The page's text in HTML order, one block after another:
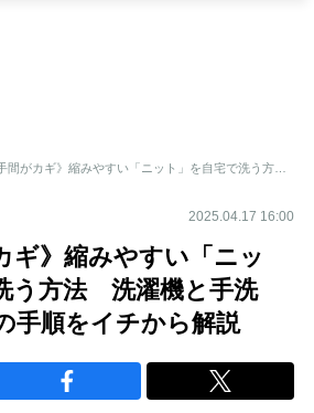
《ひと手間がカギ》縮みやすい「ニット」を自宅で洗う方法 洗濯機と手洗い、それぞれの手順をイチから解説
2025.04.17 16:00
ギ》縮みやすい「ニッ
う方法 洗濯機と手洗
手順をイチから解説